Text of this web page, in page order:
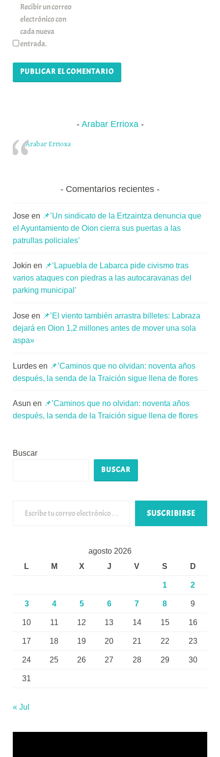
Recibir un correo
electrónico con
cada nueva
entrada.
Arabar Errioxa
Arabar Errioxa
Comentarios recientes
Jose en 📌’Un sindicato de la Ertzaintza denuncia que
el Ayuntamiento de Oion cierra sus puertas a las
patrullas policiales’
Jokin en 📌’Lapuebla de Labarca pide civismo tras
varios ataques con piedras a las autocaravanas del
parking municipal’
Jose en 📌’El viento también arrastra billetes: Labraza
dejará en Oion 1,2 millones antes de mover una sola
aspa»
Lurdes en 📌’Caminos que no olvidan: noventa años
después, la senda de la Traición sigue llena de flores
Asun en 📌’Caminos que no olvidan: noventa años
después, la senda de la Traición sigue llena de flores
Buscar
BUSCAR
SUSCRIBIRSE
agosto 2026
L
M X J V S D
1 2
3 4 5 6 7 8 9
10 11 12 13 14 15 16
17 18 19 20 21 22 23
24 25 26 27 28 29 30
31
« Jul